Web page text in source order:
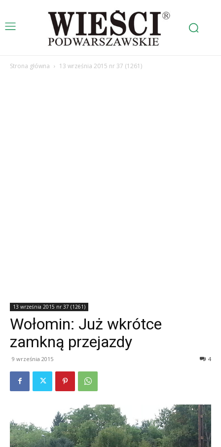
Strona główna 13 września 2015 nr 37 (1261)
13 września 2015 nr 37 (1261)
Wołomin: Już wkrótce
zamkną przejazdy
9 września 2015 4